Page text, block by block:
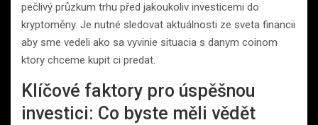
pečlivý průzkum trhu před jakoukoliv investicemi do
kryptoměny. Je nutné sledovat aktuálnosti ze sveta financii
aby sme vedeli ako sa vyvinie situacia s danym coinom
ktory chceme kupit ci predat.
Klíčové faktory pro úspěšnou
investici: Co byste měli vědět